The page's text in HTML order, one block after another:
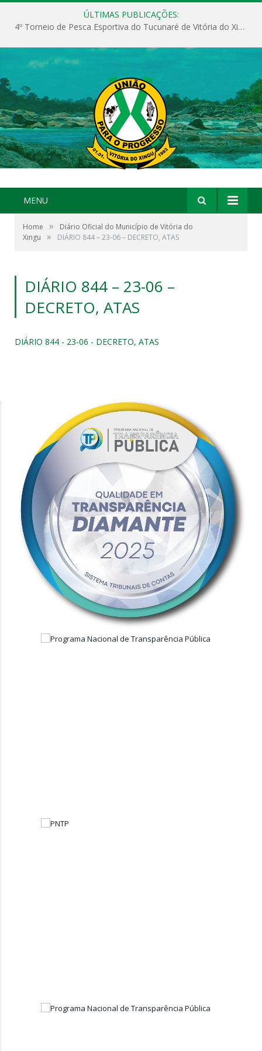
ÚLTIMAS PUBLICAÇÕES:
4º Torneio de Pesca Esportiva do Tucunaré de Vitória do Xingu
MENU
Home »
Diário Oficial do Município de Vitória do
Xingu
» DIÁRIO 844 – 23-06 – DECRETO, ATAS
DIÁRIO 844 – 23-06 –
DECRETO, ATAS
DIÁRIO 844 - 23-06 - DECRETO, ATAS